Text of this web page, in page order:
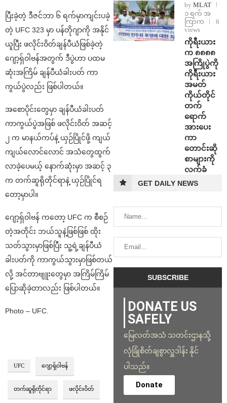
ပြီးခဲ့တဲ့ ဒီဇင်ဘာ ၆ ရက်မှာကျင်းပခဲ့
တဲ့ UFC 323 မှာ ပန်တိုဂျာကို အနိုင်
ယူပြီး ဖလိုင်းဝိတ်ချန်ပီယံဖြစ်ခဲ့တဲ့
ဂျော့ရှ်ဝါဗန်အတွက် ဒီပွဲဟာ ပထမ
ဆုံးအကြိမ် ချန်ပီယံခါးပတ် ကာ
ကွယ်ပွဲလည်း ဖြစ်ပါတယ်။
အစောပိုင်းတွေမှာ ချန်ပီယံခါးပတ်
ကာကွယ်ပွဲအဖြစ် ဖလိုင်းဝိတ် အဆင့်
၂ က မာနယ်ကပ်နဲ့ ယှဉ်ပြိုင်ဖို့ ကျယ်
ကျယ်လောင်လောင် အသံတွေထွက်
လာခဲ့ပေမယ့် နောက်ဆုံးမှာ အဆင့် ၃
က တက်ဆူရိုတိုင်ရာနဲ့ ယှဉ်ပြိုင်ရ
တော့မှာပါ။
ဂျော့ရှ်ဝါဗန် ကတော့ UFC က စီစဉ်
တဲ့အတိုင်း ဘယ်သူနဲ့ဖြစ်ဖြစ် ထိုး
သတ်သွားမှာဖြစ်ပြီး သူ့ရဲ့ချန်ပီယံ
ခါးပတ်ကို ကာကွယ်သွားမှာဖြစ်တယ်
လို့ အင်တာဗျူးတွေမှာ အကြိမ်ကြိမ်
ပြောဆိုခဲ့တာလည်း ဖြစ်ပါတယ်။
Photo – UFC.
UFC ဂျော့ရှ်ဝါဗန်
တက်ဆူရိုတိုင်ရာ ဖလိုင်းဝိတ်
by MLAT
၁ ရက် အ
ကြာက
6
views
ကိုရီးယား
က ၈၈၈၈
အကြိုပွဲကို
ကိုရီးယား
အမတ်
ကိုယ်တိုင်
တက်
ရောက်
အားပေး
ကာ
တောင်းဆို
စာများကို
လက်ခံ
GET DAILY NEWS
DONATE US
SAFELY
မြေလတ်အသံ သတင်းဌာနသို့
လုံခြုံစိတ်ချစွာလှူဒါန်း နိုင်
ပါသည်။
Donate